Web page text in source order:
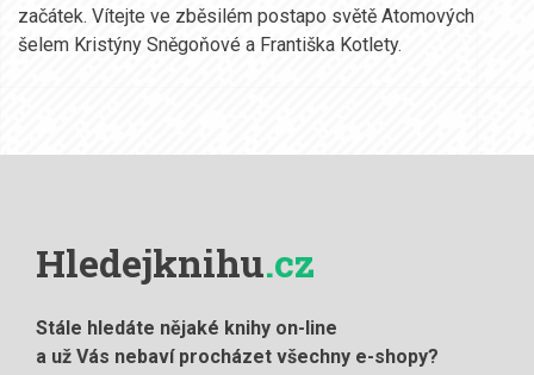
začátek. Vítejte ve zběsilém postapo světě Atomových
šelem Kristýny Sněgoňové a Františka Kotlety.
Hledejknihu.cz
Stále hledáte nějaké knihy on-line
a už Vás nebaví procházet všechny e-shopy?